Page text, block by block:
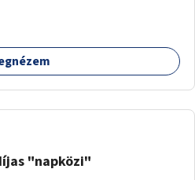
"napközi"